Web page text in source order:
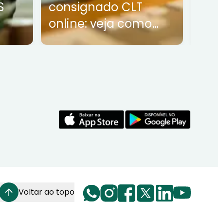
consignado CLT
online: veja como
funciona
Voltar ao topo